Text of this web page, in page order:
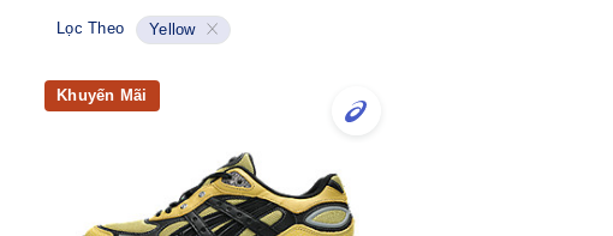
Lọc Theo Yellow
Khuyến Mãi